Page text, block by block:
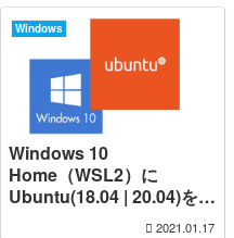
Windows
Windows 10
Home（WSL2）に
Ubuntu(18.04 | 20.04)をイ
ンストールする手順まとめ
2021.01.17